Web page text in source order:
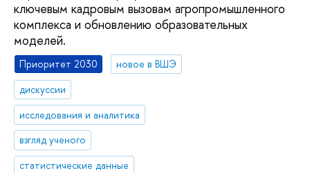
ключевым кадровым вызовам агропромышленного
комплекса и обновлению образовательных
моделей.
Приоритет 2030
новое в ВШЭ
дискуссии
исследования и аналитика
взгляд ученого
статистические данные